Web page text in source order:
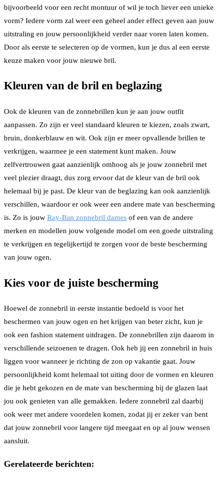
bijvoorbeeld voor een recht montuur of wil je toch liever een unieke
vorm? Iedere vorm zal weer een geheel ander effect geven aan jouw
uitstraling en jouw persoonlijkheid verder naar voren laten komen.
Door als eerste te selecteren op de vormen, kun je dus al een eerste
keuze maken voor jouw nieuwe bril.
Kleuren van de bril en beglazing
Ook de kleuren van de zonnebrillen kun je aan jouw outfit
aanpassen. Zo zijn er veel standaard kleuren te kiezen, zoals zwart,
bruin, donkerblauw en wit. Ook zijn er meer opvallende brillen te
verkrijgen, waarmee je een statement kunt maken. Jouw
zelfvertrouwen gaat aanzienlijk omhoog als je jouw zonnebril met
veel plezier draagt, dus zorg ervoor dat de kleur van de bril ook
helemaal bij je past. De kleur van de beglazing kan ook aanzienlijk
verschillen, waardoor er ook weer een andere mate van bescherming
is. Zo is jouw Ray-Ban zonnebril dames of een van de andere
merken en modellen jouw volgende model om een goede uitstraling
te verkrijgen en tegelijkertijd te zorgen voor de beste bescherming
van jouw ogen.
Kies voor de juiste bescherming
Hoewel de zonnebril in eerste instantie bedoeld is voor het
beschermen van jouw ogen en het krijgen van beter zicht, kun je
ook een fashion statement uitdragen. De zonnebrillen zijn daarom in
verschillende seizoenen te dragen. Ook heb jij een zonnebril in huis
liggen voor wanneer je richting de zon op vakantie gaat. Jouw
persoonlijkheid komt helemaal tot uiting door de vormen en kleuren
die je hebt gekozen en de mate van bescherming bij de glazen laat
jou ook genieten van alle gemakken. Iedere zonnebril zal daarbij
ook weer met andere voordelen komen, zodat jij er zeker van bent
dat jouw zonnebril voor langere tijd meegaat en op al jouw wensen
aansluit.
Gerelateerde berichten: